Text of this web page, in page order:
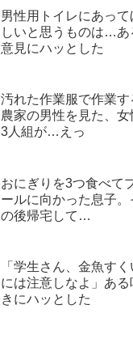
男性用トイレにあって
しいと思うものは…あ
意見にハッとした
汚れた作業服で作業す
農家の男性を見た、女
3人組が…えっ
おにぎりを3つ食べて
ールに向かった息子。
の後帰宅して…
「学生さん、金魚すく
には注意しなよ」ある
きにハッとした